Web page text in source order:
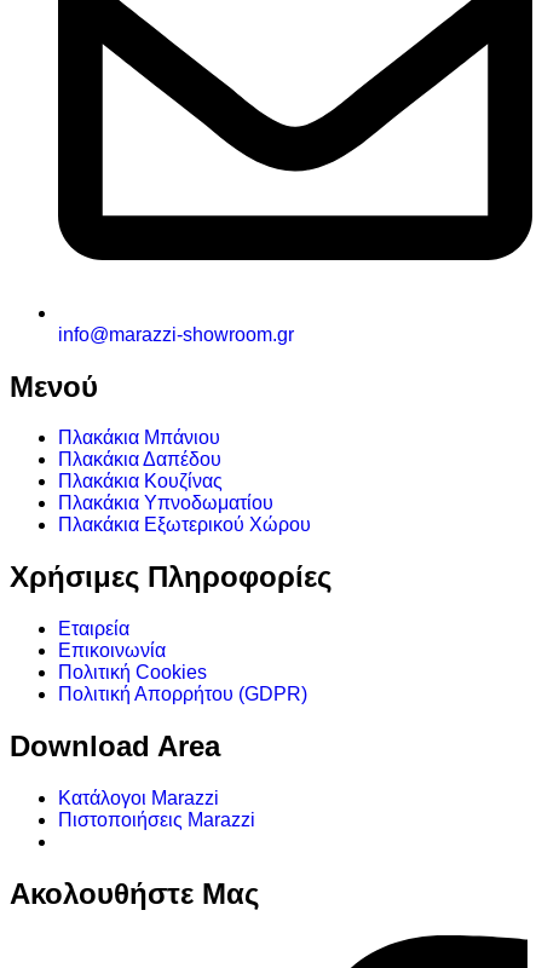
info@marazzi-showroom.gr
Μενού
Πλακάκια Μπάνιου
Πλακάκια Δαπέδου
Πλακάκια Κουζίνας
Πλακάκια Υπνοδωματίου
Πλακάκια Εξωτερικού Χώρου
Χρήσιμες Πληροφορίες
Εταιρεία
Επικοινωνία
Πολιτική Cookies
Πολιτική Απορρήτου (GDPR)
Download Area
Κατάλογοι Marazzi
Πιστοποιήσεις Marazzi
Ακολουθήστε Μας